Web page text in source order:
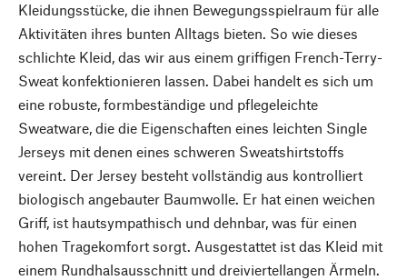
Kleidungsstücke, die ihnen Bewegungsspielraum für alle
Aktivitäten ihres bunten Alltags bieten. So wie dieses
schlichte Kleid, das wir aus einem griffigen French-Terry-
Sweat konfektionieren lassen. Dabei handelt es sich um
eine robuste, formbeständige und pflegeleichte
Sweatware, die die Eigenschaften eines leichten Single
Jerseys mit denen eines schweren Sweatshirtstoffs
vereint. Der Jersey besteht vollständig aus kontrolliert
biologisch angebauter Baumwolle. Er hat einen weichen
Griff, ist hautsympathisch und dehnbar, was für einen
hohen Tragekomfort sorgt. Ausgestattet ist das Kleid mit
einem Rundhalsausschnitt und dreiviertellangen Ärmeln.